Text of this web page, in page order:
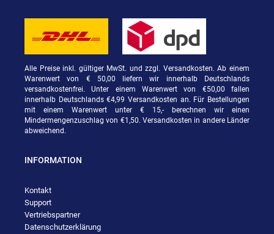
Alle Preise inkl. gültiger MwSt. und zzgl. Versandkosten. Ab einem
Warenwert von € 50,00 liefern wir innerhalb Deutschlands
versandkostenfrei. Unter einem Warenwert von €50,00 fallen
innerhalb Deutschlands €4,99 Versandkosten an. Für Bestellungen
mit einem Warenwert unter € 15,- berechnen wir einen
Mindermengenzuschlag von €1,50. Versandkosten in andere Länder
abweichend.
INFORMATION
Kontakt
Support
Vertriebspartner
Datenschutzerklärung